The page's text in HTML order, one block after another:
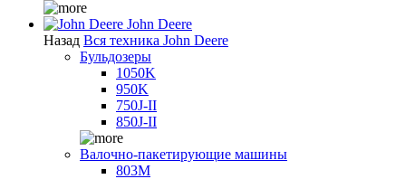
John Deere
Назад Вся техника John Deere
Бульдозеры
1050K
950K
750J-II
850J-II
Валочно-пакетирующие машины
803M